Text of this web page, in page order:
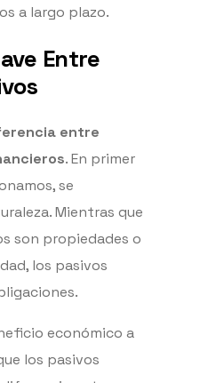
a largo plazo.
Entre
entre
. En primer
se
Mientras que
son propiedades o
los pasivos
económico a
los pasivos